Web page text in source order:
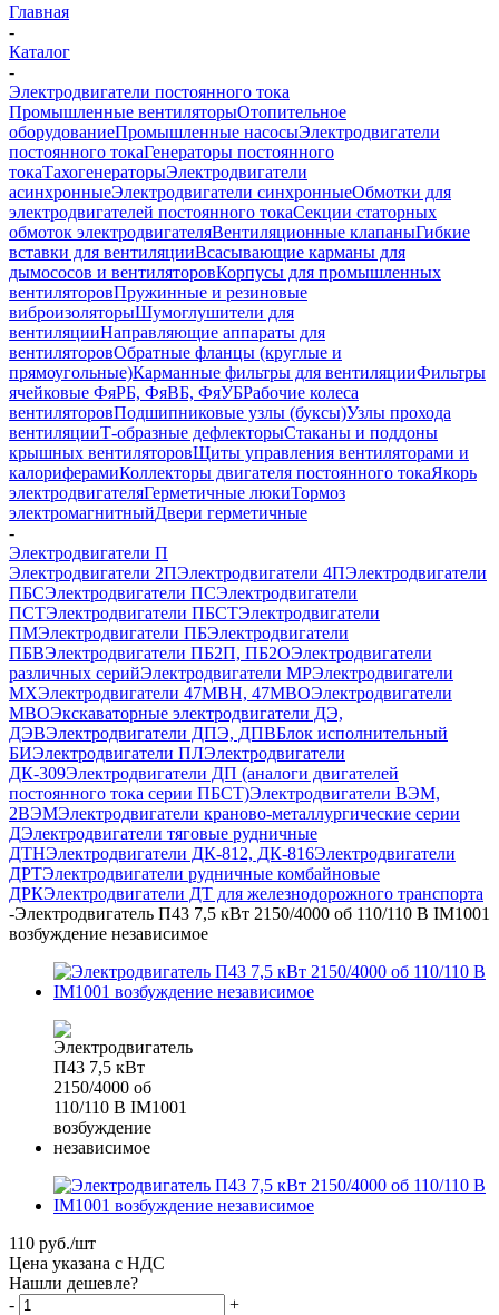
Главная
-
Каталог
-
Электродвигатели постоянного тока
Промышленные вентиляторыОтопительное
оборудованиеПромышленные насосыЭлектродвигатели
постоянного токаГенераторы постоянного
токаТахогенераторыЭлектродвигатели
асинхронныеЭлектродвигатели синхронныеОбмотки для
электродвигателей постоянного токаСекции статорных
обмоток электродвигателяВентиляционные клапаныГибкие
вставки для вентиляцииВсасывающие карманы для
дымососов и вентиляторовКорпусы для промышленных
вентиляторовПружинные и резиновые
виброизоляторыШумоглушители для
вентиляцииНаправляющие аппараты для
вентиляторовОбратные фланцы (круглые и
прямоугольные)Карманные фильтры для вентиляцииФильтры
ячейковые ФяРБ, ФяВБ, ФяУБРабочие колеса
вентиляторовПодшипниковые узлы (буксы)Узлы прохода
вентиляцииТ-образные дефлекторыСтаканы и поддоны
крышных вентиляторовЩиты управления вентиляторами и
калориферамиКоллекторы двигателя постоянного токаЯкорь
электродвигателяГерметичные люкиТормоз
электромагнитныйДвери герметичные
-
Электродвигатели П
Электродвигатели 2ПЭлектродвигатели 4ПЭлектродвигатели
ПБСЭлектродвигатели ПСЭлектродвигатели
ПСТЭлектродвигатели ПБСТЭлектродвигатели
ПМЭлектродвигатели ПБЭлектродвигатели
ПБВЭлектродвигатели ПБ2П, ПБ2ОЭлектродвигатели
различных серийЭлектродвигатели МРЭлектродвигатели
MXЭлектродвигатели 47MBH, 47МВОЭлектродвигатели
MBOЭкскаваторные электродвигатели ДЭ,
ДЭВЭлектродвигатели ДПЭ, ДПВБлок исполнительный
БИЭлектродвигатели ПЛЭлектродвигатели
ДК-309Электродвигатели ДП (аналоги двигателей
постоянного тока серии ПБСТ)Электродвигатели ВЭМ,
2ВЭМЭлектродвигатели краново-металлургические серии
ДЭлектродвигатели тяговые рудничные
ДТНЭлектродвигатели ДК-812, ДК-816Электродвигатели
ДРТЭлектродвигатели рудничные комбайновые
ДРКЭлектродвигатели ДТ для железнодорожного транспорта
-Электродвигатель П43 7,5 кВт 2150/4000 об 110/110 В IM1001
возбуждение независимое
110 руб./шт
Цена указана с НДС
Нашли дешевле?
-
+